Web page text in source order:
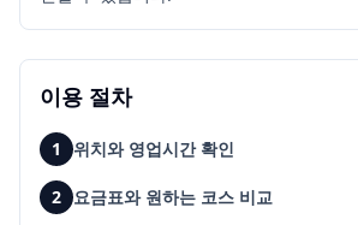
이용 절차
1 위치와 영업시간 확인
2 요금표와 원하는 코스 비교